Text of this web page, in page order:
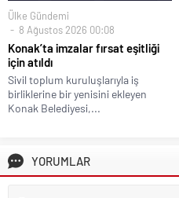
Ülke Gündemi
8 Ağustos 2026 00:08
Konak’ta imzalar fırsat eşitliği
için atıldı
Sivil toplum kuruluşlarıyla iş
birliklerine bir yenisini ekleyen
Konak Belediyesi,...
YORUMLAR